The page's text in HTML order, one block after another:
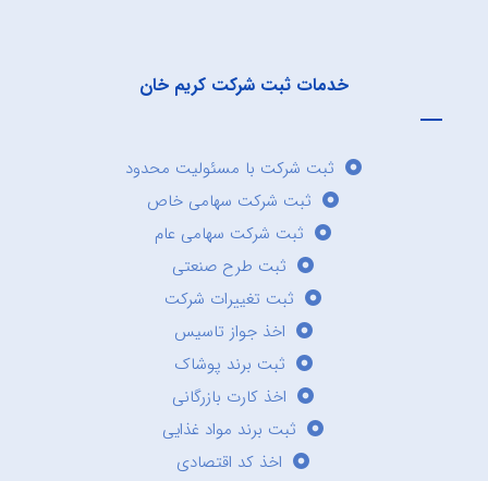
خدمات ثبت شرکت کریم خان
ثبت شرکت با مسئولیت محدود
ثبت شرکت سهامی خاص
ثبت شرکت سهامی عام
ثبت طرح صنعتی
ثبت تغییرات شرکت
اخذ جواز تاسیس
ثبت برند پوشاک
اخذ کارت بازرگانی
ثبت برند مواد غذایی
اخذ کد اقتصادی